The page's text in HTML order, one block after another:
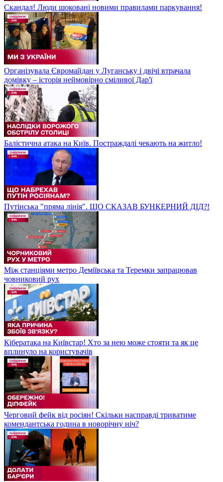
Скандал! Люди шоковані новими правилами паркування!
Організувала Євромайдан у Луганську і двічі втрачала
домівку – історія неймовірно сміливої Дар'ї
Балістична атака на Київ. Постраждалі чекають на житло!
Путінська "пряма лінія". ЩО СКАЗАВ БУНКЕРНИЙ ДІД?!
Між станціями метро Деміївська та Теремки запрацював
човниковий рух
Кібератака на Київстар! Хто за нею може стояти та як це
вплинуло на користувачів
Черговий фейк від росіян! Скільки насправді триватиме
комендантська година в новорічну ніч?